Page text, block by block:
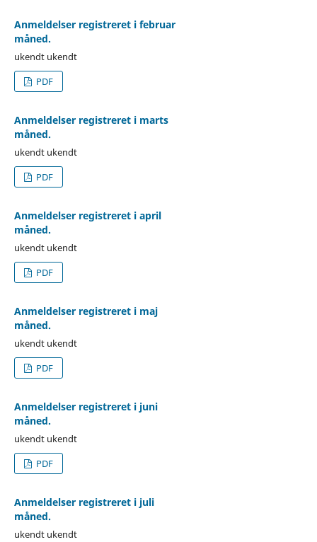
Anmeldelser registreret i februar
måned.
ukendt ukendt
PDF
Anmeldelser registreret i marts
måned.
ukendt ukendt
PDF
Anmeldelser registreret i april
måned.
ukendt ukendt
PDF
Anmeldelser registreret i maj
måned.
ukendt ukendt
PDF
Anmeldelser registreret i juni
måned.
ukendt ukendt
PDF
Anmeldelser registreret i juli
måned.
ukendt ukendt